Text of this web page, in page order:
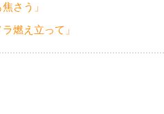
さう」
燃え立って」